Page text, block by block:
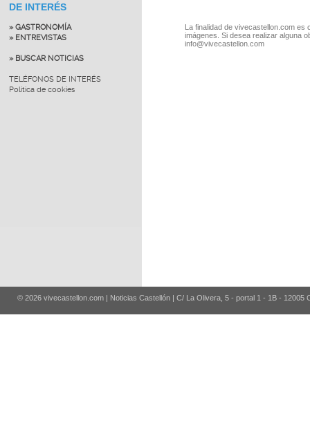
DE INTERÉS
» GASTRONOMÍA
» ENTREVISTAS
» BUSCAR NOTICIAS
TELÉFONOS DE INTERÉS
Política de cookies
La finalidad de vivecastellon.com
imágenes. Si desea realizar alguna
info@vivecastellon.com
© 2026 vivecastellon.com | Noticias Castellón | C/ La Olivera, 5 - portal 1 - 1B - 12005